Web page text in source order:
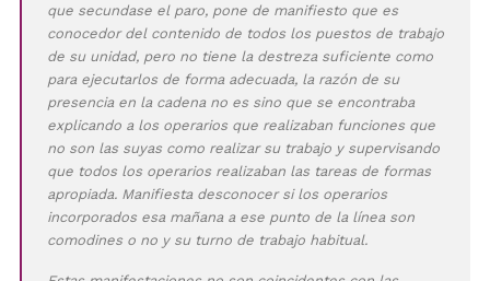
que secundase el paro, pone de manifiesto que es
conocedor del contenido de todos los puestos de trabajo
de su unidad, pero no tiene la destreza suficiente como
para ejecutarlos de forma adecuada, la razón de su
presencia en la cadena no es sino que se encontraba
explicando a los operarios que realizaban funciones que
no son las suyas como realizar su trabajo y supervisando
que todos los operarios realizaban las tareas de formas
apropiada. Manifiesta desconocer si los operarios
incorporados esa mañana a ese punto de la línea son
comodines o no y su turno de trabajo habitual.